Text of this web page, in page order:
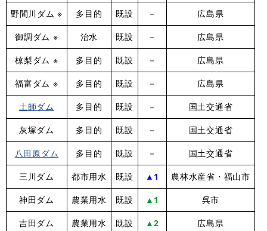
野間川ダム ※ 多目的 既設 － 広島県
御調ダム ※ 治水 既設 － 広島県
椋梨ダム ※ 多目的 既設 － 広島県
福富ダム ※ 多目的 既設 － 広島県
土師ダム 多目的 既設 － 国土交通省
灰塚ダム 多目的 既設 － 国土交通省
八田原ダム 多目的 既設 － 国土交通省
三川ダム 都市用水 既設 ▲1 農林水産省・福山市
神田ダム 農業用水 既設 ▲1 呉市
吉田ダム 農業用水 既設 ▲2 広島県